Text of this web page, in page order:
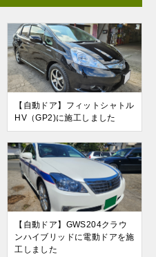
【自動ドア】フィットシャトル
HV（GP2)に施工しました
【自動ドア】GWS204クラウ
ンハイブリッドに電動ドアを施
工しました